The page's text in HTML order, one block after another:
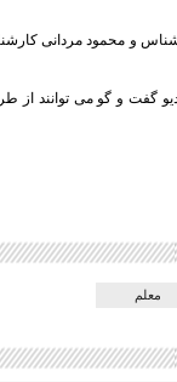
و محمود مردانی
معلم